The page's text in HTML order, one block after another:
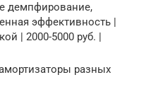
демпфирование,
эффективность |
| 2000-5000 руб. |
разных